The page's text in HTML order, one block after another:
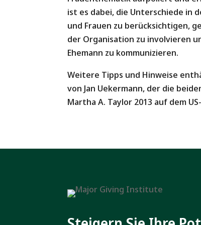
ist es dabei, die Unterschiede in
und Frauen zu berücksichtigen,
der Organisation zu involvieren
Ehemann zu kommunizieren.
Weitere Tipps und Hinweise
von Jan Uekermann, der die
Martha A. Taylor 2013 auf dem